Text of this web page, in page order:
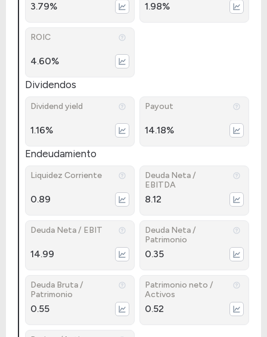
3.79% 1.98%
ROIC
4.60%
Dividendos
Dividend yield
1.16%
Payout
14.18%
Endeudamiento
Liquidez Corriente
0.89
Deuda Neta /
EBITDA
8.12
Deuda Neta / EBIT
14.99
Deuda Neta /
Patrimonio
0.35
Deuda Bruta /
Patrimonio
0.55
Patrimonio neto /
Activos
0.52